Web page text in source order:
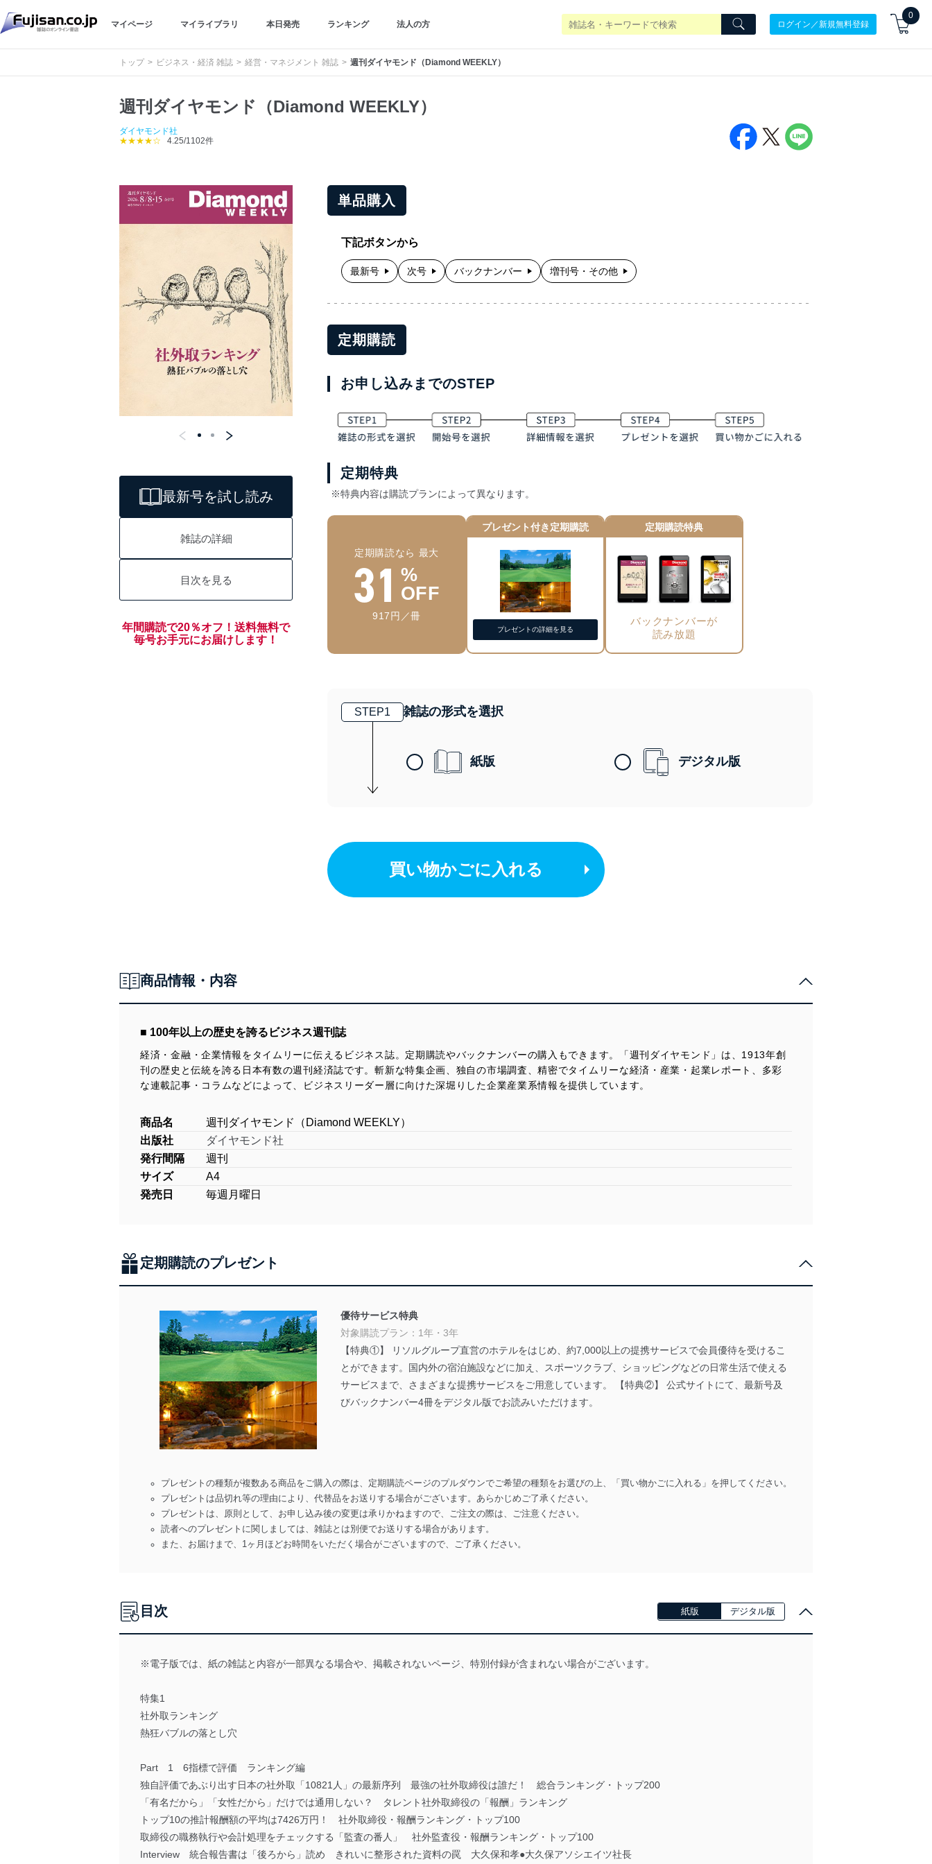
マイページ マイライブラリ 本日発売 ランキング 法人の方 ログイン／新規無料登録
0
トップ ビジネス・経済 雑誌 経営・マネジメント 雑誌 週刊ダイヤモンド（Diamond WEEKLY）
週刊ダイヤモンド（Diamond WEEKLY）
ダイヤモンド社
★★★★☆
4.25/1102件
最新号を試し読み
雑誌の詳細
目次を見る
年間購読で20％オフ！送料無料で
毎号お手元にお届けします！
単品購入
下記ボタンから
最新号 次号 バックナンバー 増刊号・その他
定期購読
お申し込みまでのSTEP
定期特典
※特典内容は購読プランによって異なります。
定期購読なら 最大
31 %
OFF
917円／冊
プレゼント付き定期購読
プレゼントの詳細を見る
定期購読特典
バックナンバーが
読み放題
STEP1 雑誌の形式を選択
紙版 デジタル版
買い物かごに入れる
商品情報・内容
■ 100年以上の歴史を誇るビジネス週刊誌
経済・金融・企業情報をタイムリーに伝えるビジネス誌。定期購読やバックナンバーの購入もできます。「週刊ダイヤモンド」は、1913年創
刊の歴史と伝統を誇る日本有数の週刊経済誌です。斬新な特集企画、独自の市場調査、精密でタイムリーな経済・産業・起業レポート、多彩
な連載記事・コラムなどによって、ビジネスリーダー層に向けた深堀りした企業産業系情報を提供しています。
商品名
週刊ダイヤモンド（Diamond WEEKLY）
出版社
ダイヤモンド社
発行間隔
週刊
サイズ
A4
発売日
毎週月曜日
定期購読のプレゼント
優待サービス特典
対象購読プラン：1年・3年
【特典①】 リソルグループ直営のホテルをはじめ、約7,000以上の提携サービスで会員優待を受けるこ
とができます。国内外の宿泊施設などに加え、スポーツクラブ、ショッピングなどの日常生活で使える
サービスまで、さまざまな提携サービスをご用意しています。 【特典②】 公式サイトにて、最新号及
びバックナンバー4冊をデジタル版でお読みいただけます。
プレゼントの種類が複数ある商品をご購入の際は、定期購読ページのプルダウンでご希望の種類をお選びの上、「買い物かごに入れる」を押してください。
プレゼントは品切れ等の理由により、代替品をお送りする場合がございます。あらかじめご了承ください。
プレゼントは、原則として、お申し込み後の変更は承りかねますので、ご注文の際は、ご注意ください。
読者へのプレゼントに関しましては、雑誌とは別便でお送りする場合があります。
また、お届けまで、1ヶ月ほどお時間をいただく場合がございますので、ご了承ください。
目次 紙版 デジタル版
※電子版では、紙の雑誌と内容が一部異なる場合や、掲載されないページ、特別付録が含まれない場合がございます。
特集1
社外取ランキング
熱狂バブルの落とし穴
Part 1 6指標で評価 ランキング編
独自評価であぶり出す日本の社外取「10821人」の最新序列 最強の社外取締役は誰だ！ 総合ランキング・トップ200
「有名だから」「女性だから」だけでは通用しない？ タレント社外取締役の「報酬」ランキング
トップ10の推計報酬額の平均は7426万円！ 社外取締役・報酬ランキング・トップ100
取締役の職務執行や会計処理をチェックする「監査の番人」 社外監査役・報酬ランキング・トップ100
Interview 統合報告書は「後ろから」読め きれいに整形された資料の罠 大久保和孝●大久保アソシエイツ社長